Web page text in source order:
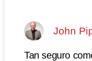
John
Tan seguro